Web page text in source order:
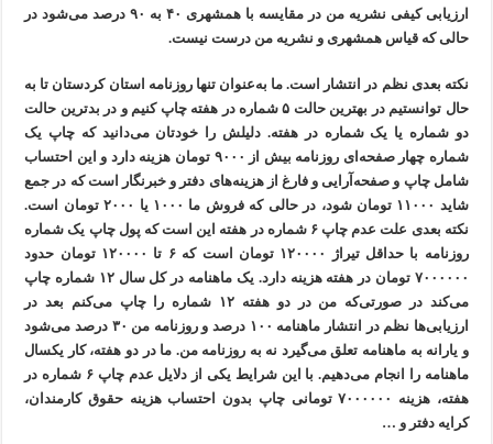
ارزیابی کیفی نشریه من در مقایسه با همشهری ۴۰ به ۹۰ درصد می‌شود در
حالی که قیاس همشهری و نشریه من درست نیست.
نکته بعدی نظم در انتشار است. ما به‌عنوان تنها روزنامه استان کردستان تا به
حال توانستیم در بهترین حالت ۵ شماره در هفته چاپ کنیم و در بدترین حالت
دو شماره یا یک شماره در هفته. دلیلش را خودتان می‌دانید که چاپ یک
شماره چهار صفحه‌ای روزنامه بیش از ۹۰۰۰ تومان هزینه دارد و این احتساب
شامل چاپ و صفحه‌آرایی و فارغ از هزینه‌های دفتر و خبرنگار است که در جمع
شاید ۱۱۰۰۰ تومان ‌شود، در حالی که فروش ما ۱۰۰۰ یا ۲۰۰۰ تومان است.
نکته بعدی علت عدم چاپ ۶ شماره در هفته این است که پول چاپ یک شماره
روزنامه با حداقل تیراژ ۱۲۰۰۰۰ تومان است که ۶ تا ۱۲۰۰۰۰ تومان حدود
۷۰۰۰۰۰۰ تومان در هفته هزینه دارد. یک ماهنامه در کل سال ۱۲ شماره چاپ
می‌کند در صورتی‌که من در دو هفته ۱۲ شماره را چاپ می‌کنم بعد در
ارزیابی‌ها نظم در انتشار ماهنامه ۱۰۰ درصد و روزنامه من ۳۰ درصد می‌شود
و یارانه به ماهنامه تعلق می‌گیرد نه به روزنامه من. ما در دو هفته، کار یکسال
ماهنامه را انجام می‌دهیم. با این شرایط یکی از دلایل عدم چاپ ۶ شماره در
هفته، هزینه ۷۰۰۰۰۰۰ تومانی چاپ بدون احتساب هزینه حقوق کارمندان،
کرایه دفتر و …